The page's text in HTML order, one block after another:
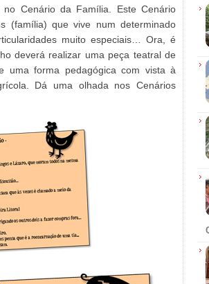
Cenário da Família. Este Cenário
(família) que vive num determinado
muito especiais… Ora, é
deverá realizar uma peça teatral de
uma forma pedagógica com vista à
Dá uma olhada nos Cenários